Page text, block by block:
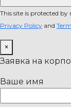
This site is protected
Privacy Policy and
×
Заявка на
Ваше имя